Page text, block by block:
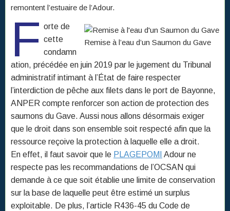
remontent l’estuaire de l’Adour.
Remise à l’eau d’un Saumon du Gave
F orte de
cette
condamn
ation, précédée en juin 2019 par le jugement du Tribunal
administratif intimant à l’État de faire respecter
l’interdiction de pêche aux filets dans le port de Bayonne,
ANPER compte renforcer son action de protection des
saumons du Gave. Aussi nous allons désormais exiger
que le droit dans son ensemble soit respecté afin que la
ressource reçoive la protection à laquelle elle a droit.
En effet, il faut savoir que le PLAGEPOMI Adour ne
respecte pas les recommandations de l’OCSAN qui
demande à ce que soit établie une limite de conservation
sur la base de laquelle peut être estimé un surplus
exploitable. De plus, l’article R436-45 du Code de